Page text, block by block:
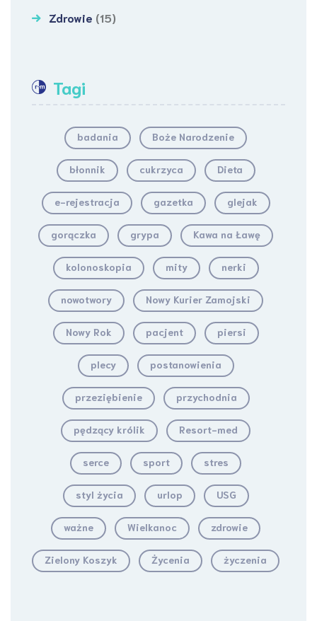
Zdrowie (15)
Tagi
badania Boże Narodzenie
błonnik cukrzyca Dieta
e-rejestracja gazetka glejak
gorączka grypa Kawa na Ławę
kolonoskopia mity nerki
nowotwory Nowy Kurier Zamojski
Nowy Rok pacjent piersi
plecy postanowienia
przeziębienie przychodnia
pędzący królik Resort-med
serce sport stres
styl życia urlop USG
ważne Wielkanoc zdrowie
Zielony Koszyk Życenia życzenia